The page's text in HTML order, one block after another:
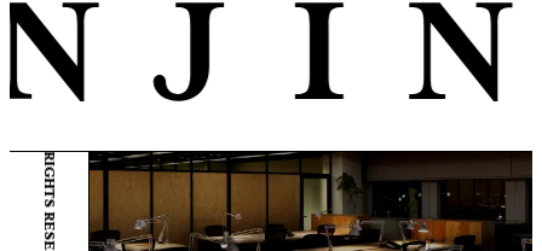
© ENJIN Inc. ALL RIGHTS RESERVED.